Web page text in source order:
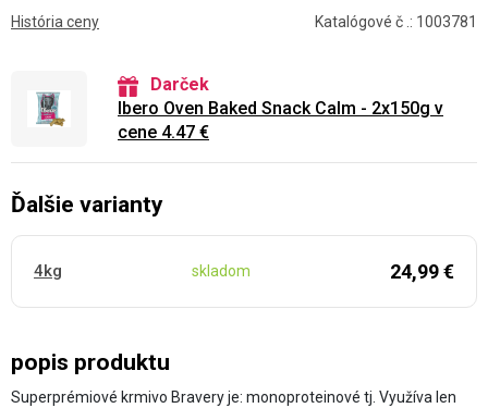
popis produktu
Superprémiové krmivo Bravery je: monoproteinové tj. Využíva len
História ceny Katalógové č .: 1003781
Darček
Ibero Oven Baked Snack Calm - 2x150g v
cene 4.47 €
Ďalšie varianty
4kg skladom 24,99 €